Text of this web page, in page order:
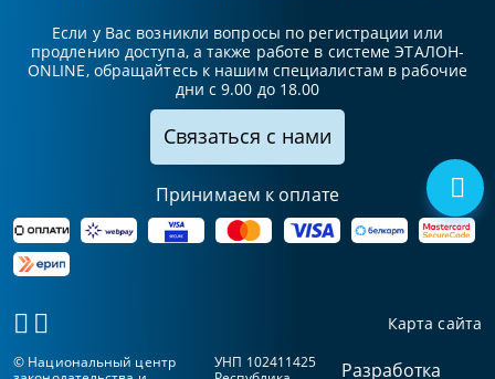
Если у Вас возникли вопросы по регистрации или
продлению доступа, а также работе в системе ЭТАЛОН-
ONLINE, обращайтесь к нашим специалистам в рабочие
дни с 9.00 до 18.00
Связаться с нами
Принимаем к оплате
Карта сайта
© Национальный центр
УНП 102411425
Разработка